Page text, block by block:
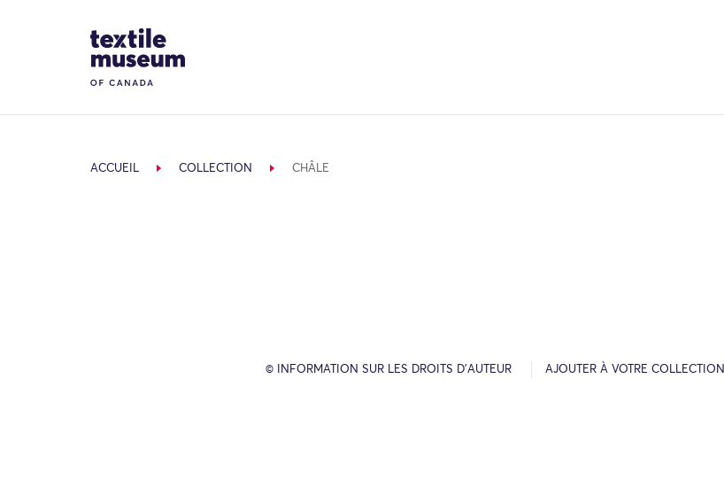
Site Logo
ACCUEIL COLLECTION CHÂLE
© INFORMATION SUR LES DROITS D’AUTEUR AJOUTER À VOTRE COLLECTION